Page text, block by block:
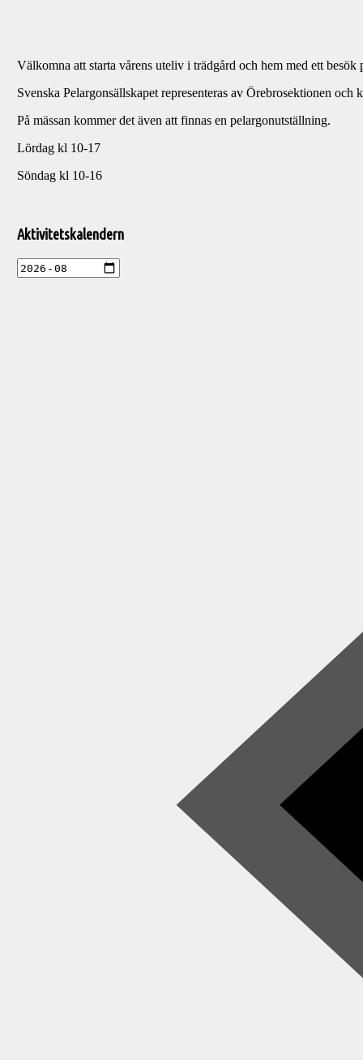
Välkomna att starta vårens uteliv i trädgård och hem med ett
Svenska Pelargonsällskapet representeras av Örebrosektionen
På mässan kommer det även att finnas en pelargonutställning.
Lördag kl 10-17
Söndag kl 10-16
till
aktiviteter
Aktivitetskalendern